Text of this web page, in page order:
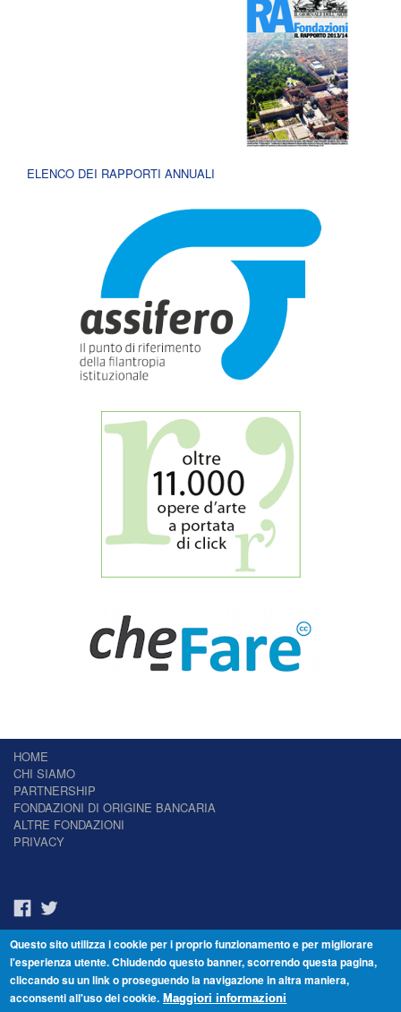
ELENCO DEI RAPPORTI ANNUALI
HOME
CHI SIAMO
PARTNERSHIP
FONDAZIONI DI ORIGINE BANCARIA
ALTRE FONDAZIONI
PRIVACY
Il Giornale delle Fondazioni - Periodico telematico
Reg. Tribunale n.7 del 22/07/2014 – ISSN 2421-2466
© Fondazione Venezia 2000 - Dorsoduro 3488/U - 30123 Venezia - Italia -
Questo sito utilizza i cookie per i proprio funzionamento e per migliorare
l'esperienza utente. Chiudendo questo banner, scorrendo questa pagina,
cliccando su un link o proseguendo la navigazione in altra maniera,
acconsenti all'uso dei cookie. Maggiori informazioni